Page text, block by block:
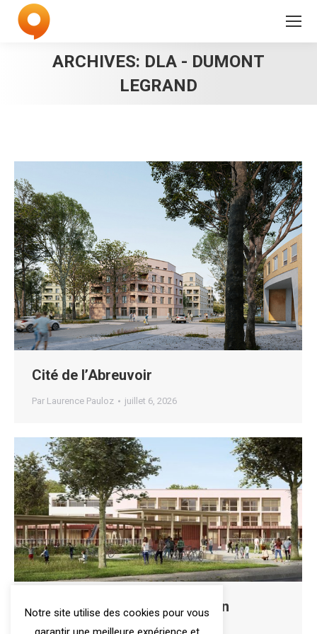
ARCHIVES: DLA - DUMONT
LEGRAND
Cité de l’Abreuvoir
Par Laurence Pauloz juillet 6, 2026
Groupe scolaire Paul Langevin
ParSylvie Parmeland décembre 29, 2021
Notre site utilise des cookies pour vous